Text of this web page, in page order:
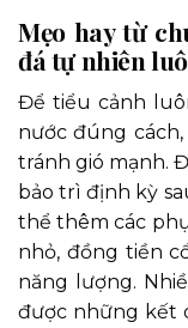
Mẹo hay từ
đá tự nhiên
Để tiểu cảnh
nước đúng
tránh gió mạnh.
bảo trì định kỳ
thể thêm các
nhỏ, đồng tiền
năng lượng.
được những kết